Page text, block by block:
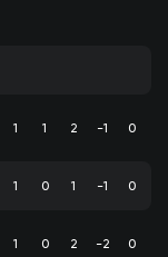
1 1 2 -1 0
1 0 1 -1 0
1 0 2 -2 0